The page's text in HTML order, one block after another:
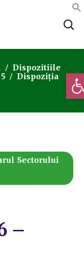
Dispozitiile
Dispoziția
Sectorului
–